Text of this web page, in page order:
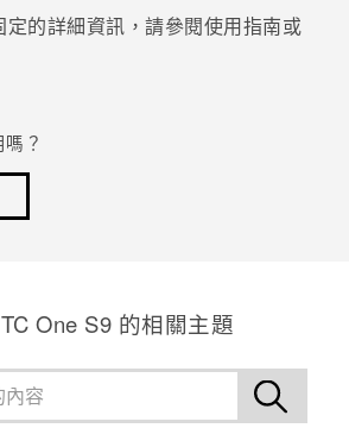
定的詳細資訊，請參閱使用指南或
？
One S9 的相關主題